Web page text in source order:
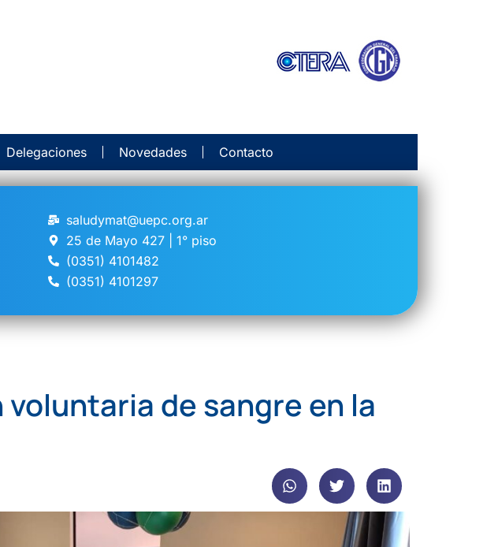
Delegaciones Novedades Contacto
saludymat@uepc.org.ar
25 de Mayo 427 | 1° piso
(0351) 4101482
(0351) 4101297
de sangre en la